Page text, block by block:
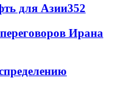
для Азии352
Ирана